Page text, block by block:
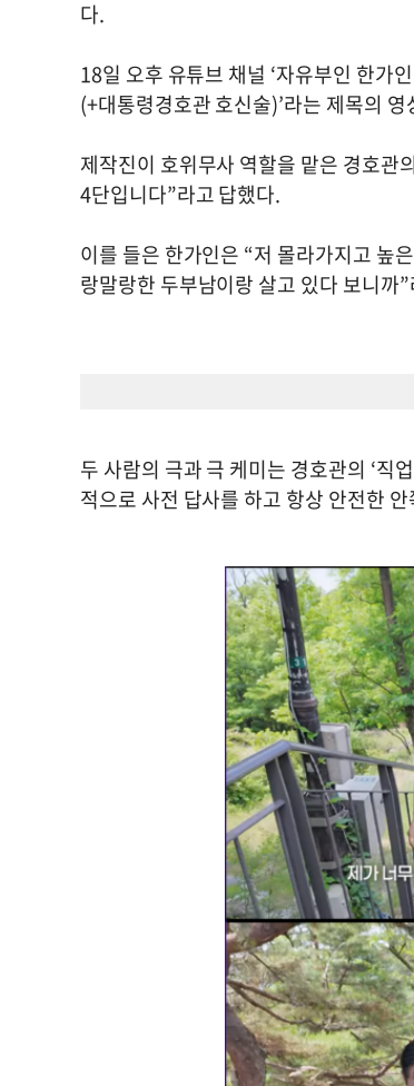
다.
18일 오후 유튜브 채널 ‘자유부인 한가
(+대통령경호관 호신술)’라는 제목의
제작진이 호위무사 역할을 맡은 경호관
4단입니다”라고 답했다.
이를 들은 한가인은 “저 몰라가지고 높
랑말랑한 두부남이랑 살고 있다 보니까
두 사람의 극과 극 케미는 경호관의 ‘직
적으로 사전 답사를 하고 항상 안전한